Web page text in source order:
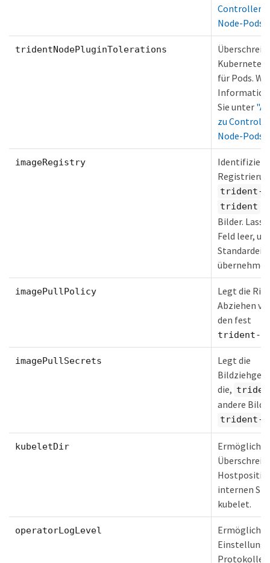
Controller-
Node-Pods"
tridentNodePluginTolerations
für Pods.
Sie unter
zu
Node-Pods"
imageRegistry
Identifiziert
trident-
trident
Bilder.
Feld leer,
imagePullPolicy
Legt die
Abziehen
den fest
trident-
imagePullSecrets
Legt die
die,
andere
trident-
kubeletDir
Ermöglicht
internen
kubelet.
operatorLogLevel
Ermöglicht
Einstellung